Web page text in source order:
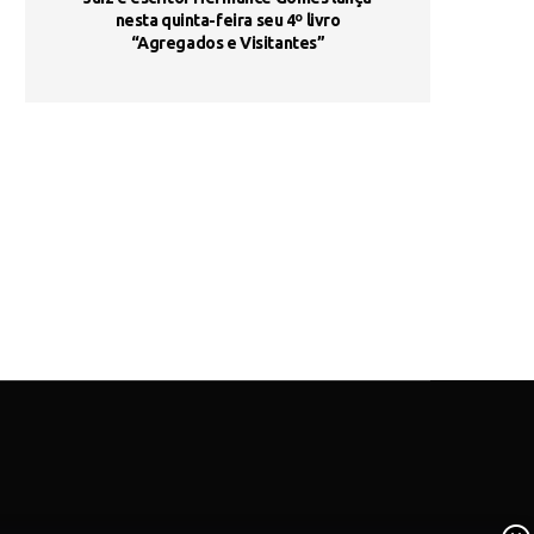
nesta quinta-feira seu 4º livro
“Agregados e Visitantes”